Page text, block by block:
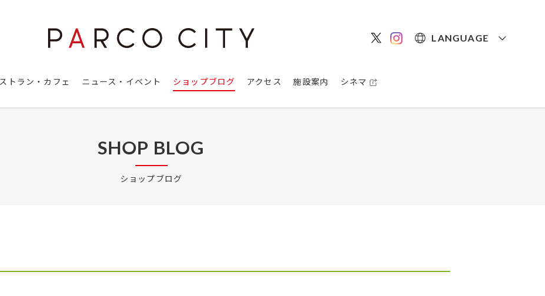
LANGUAGE
トラン・カフェ ニュース・イベント ショップブログ アクセス 施設案内 シネマ
SHOP BLOG
ショップブログ